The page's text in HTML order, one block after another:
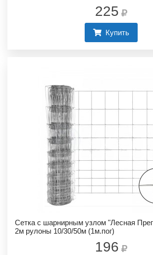
225
Купить
Сетка с шарнирным узлом "Лесная
2м рулоны 10/30/50м (1м.пог)
196